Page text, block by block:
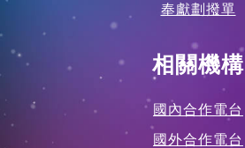
奉獻劃撥單
相關機構
國內合作電台
國外合作電台